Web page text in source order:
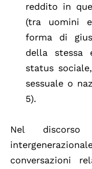
reddito in
(tra uomini
forma di
della stessa
status
sessuale o
5).
Nel
conversazioni